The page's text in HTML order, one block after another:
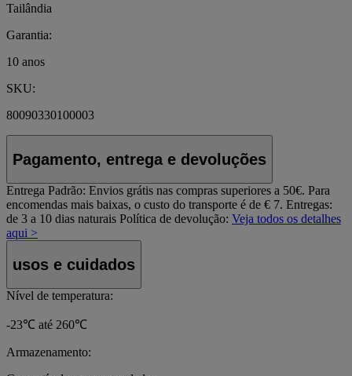
Tailândia
Garantia:
10 anos
SKU:
80090330100003
Pagamento, entrega e devoluções
Entrega Padrão: Envios grátis nas compras superiores a 50€. Para
encomendas mais baixas, o custo do transporte é de € 7. Entregas:
de 3 a 10 dias naturais Política de devolução: Veja todos os detalhes
aqui >
usos e cuidados
Nível de temperatura:
-23℃ até 260℃
Armazenamento: